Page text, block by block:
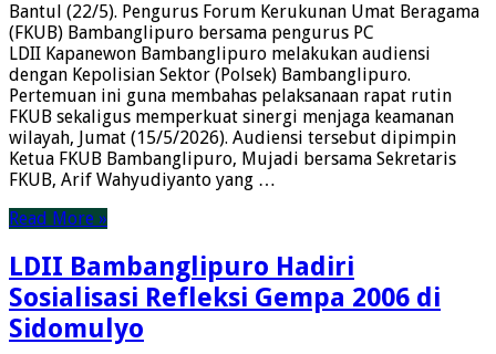
Bantul (22/5). Pengurus Forum Kerukunan Umat Beragama
(FKUB) Bambanglipuro bersama pengurus PC
LDII Kapanewon Bambanglipuro melakukan audiensi
dengan Kepolisian Sektor (Polsek) Bambanglipuro.
Pertemuan ini guna membahas pelaksanaan rapat rutin
FKUB sekaligus memperkuat sinergi menjaga keamanan
wilayah, Jumat (15/5/2026). Audiensi tersebut dipimpin
Ketua FKUB Bambanglipuro, Mujadi bersama Sekretaris
FKUB, Arif Wahyudiyanto yang …
Read More »
LDII Bambanglipuro Hadiri
Sosialisasi Refleksi Gempa 2006 di
Sidomulyo